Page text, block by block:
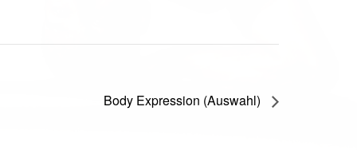
Body Expression (Auswahl)